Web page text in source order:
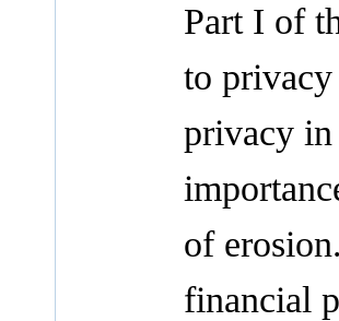
Part I of
to privacy
privacy in
of
financial